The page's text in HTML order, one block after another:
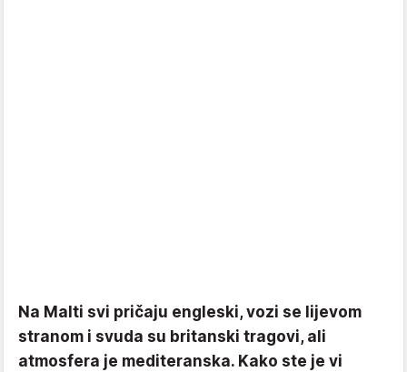
Na Malti svi pričaju engleski, vozi se lijevom
stranom i svuda su britanski tragovi, ali
atmosfera je mediteranska. Kako ste je vi